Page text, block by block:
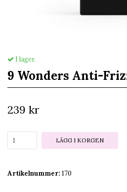
I lager.
9 Wonders Anti-
239 kr
LÄGG I KORGEN
Artikelnummer: 170